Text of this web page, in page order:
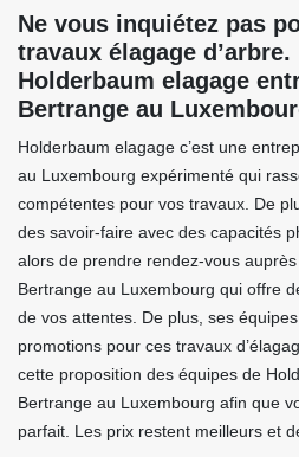
Ne vous inquiétez pas
travaux élagage
Holderbaum elagage
Bertrange au
Holderbaum elagage c’est une
au Luxembourg expérimenté qui
compétentes pour vos travaux. De
des savoir-faire avec des capacités
alors de prendre rendez-vous
Bertrange au Luxembourg qui offre
de vos attentes. De plus, ses
promotions pour ces travaux
cette proposition des équipes de
Bertrange au Luxembourg afin que
parfait. Les prix restent meilleurs et